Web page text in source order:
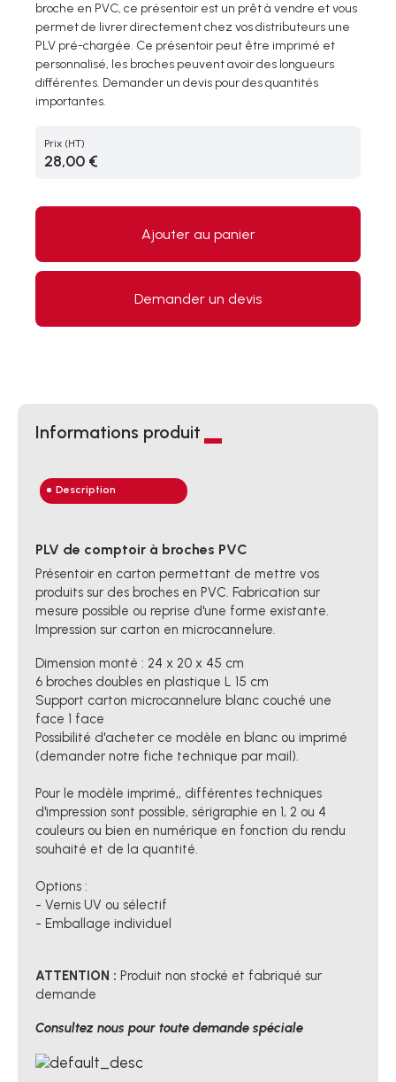
broche en PVC, ce présentoir est un prêt à vendre et vous
permet de livrer directement chez vos distributeurs une
PLV pré-chargée. Ce présentoir peut être imprimé et
personnalisé, les broches peuvent avoir des longueurs
différentes. Demander un devis pour des quantités
importantes.
Prix (HT)
28,00 €
Ajouter au panier
Demander un devis
Informations produit
Description
PLV de comptoir à broches PVC
Présentoir en carton permettant de mettre vos
produits sur des broches en PVC. Fabrication sur
mesure possible ou reprise d'une forme existante.
Impression sur carton en microcannelure.
Dimension monté : 24 x 20 x 45 cm
6 broches doubles en plastique L 15 cm
Support carton microcannelure blanc couché une
face 1 face
Possibilité d'acheter ce modèle en blanc ou imprimé
(demander notre fiche technique par mail).
Pour le modèle imprimé,, différentes techniques
d'impression sont possible, sérigraphie en 1, 2 ou 4
couleurs ou bien en numérique en fonction du rendu
souhaité et de la quantité.
Options :
- Vernis UV ou sélectif
- Emballage individuel
ATTENTION : Produit non stocké et fabriqué sur
demande
Consultez nous pour toute demande spéciale